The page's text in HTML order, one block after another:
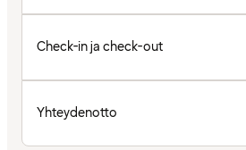
Check-in ja check-out
Yhteydenotto